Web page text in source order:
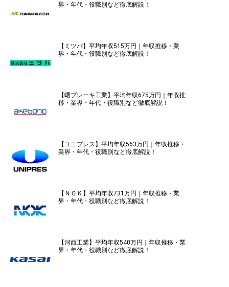
界・年代・役職別など徹底解説！
【ミツバ】平均年収515万円｜年収推移・業
界・年代・役職別など徹底解説！
【曙ブレーキ工業】平均年収675万円｜年収推
移・業界・年代・役職別など徹底解説！
【ユニプレス】平均年収563万円｜年収推移・
業界・年代・役職別など徹底解説！
【ＮＯＫ】平均年収731万円｜年収推移・業
界・年代・役職別など徹底解説！
【河西工業】平均年収540万円｜年収推移・業
界・年代・役職別など徹底解説！